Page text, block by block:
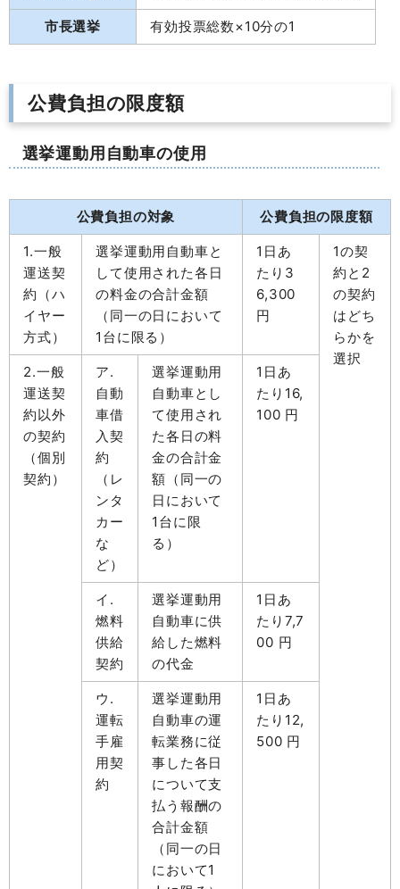
市長選挙 有効投票総数×10分の1
公費負担の限度額
選挙運動用自動車の使用
公費負担の対象 公費負担の限度額
1.一般
運送契
約（ハ
イヤー
方式）
選挙運動用自動車と
して使用された各日
の料金の合計金額
（同一の日において
1台に限る）
1日あ
たり3
6,300
円
1の契
約と2
の契約
はどち
らかを
選択
2.一般
運送契
約以外
の契約
（個別
契約）
ア.
自動
車借
入契
約
（レ
ンタ
カー
な
ど）
選挙運動用
自動車とし
て使用され
た各日の料
金の合計金
額（同一の
日において
1台に限
る）
1日あ
たり16,
100 円
イ.
燃料
供給
契約
選挙運動用
自動車に供
給した燃料
の代金
1日あ
たり7,7
00 円
ウ.
運転
手雇
用契
約
選挙運動用
自動車の運
転業務に従
事した各日
について支
払う報酬の
合計金額
（同一の日
において1
1日あ
たり12,
500 円